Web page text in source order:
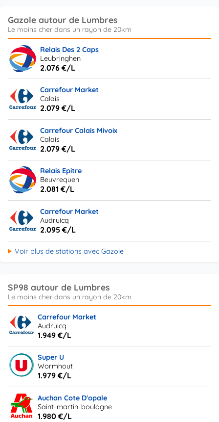
Gazole autour de Lumbres
Relais Des 2 Caps
Leubringhen
2.076 €/L
Carrefour Market
Calais
2.079 €/L
Carrefour Calais Mivoix
Calais
2.079 €/L
Relais Epitre
Beuvrequen
2.081 €/L
Carrefour Market
Audruicq
2.095 €/L
Voir plus de stations avec Gazole
SP98 autour de Lumbres
Carrefour Market
Audruicq
1.949 €/L
Super U
Wormhout
1.979 €/L
Auchan Cote D'opale
Saint-martin-boulogne
1.980 €/L